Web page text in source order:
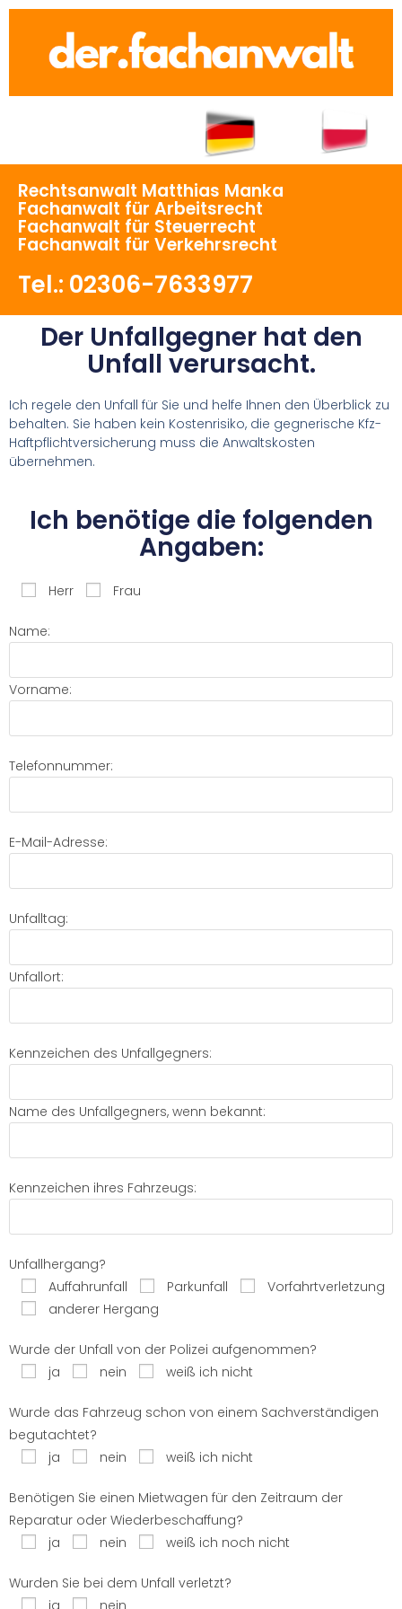
Rechtsanwalt Matthias Manka
Fachanwalt für Arbeitsrecht
Fachanwalt für Steuerrecht
Fachanwalt für Verkehrsrecht
Tel.: 02306-7633977
Der Unfallgegner hat den
Unfall verursacht.
Ich regele den Unfall für Sie und helfe Ihnen den Überblick zu
behalten. Sie haben kein Kostenrisiko, die gegnerische Kfz-
Haftpflichtversicherung muss die Anwaltskosten
übernehmen.
Ich benötige die folgenden
Angaben:
Herr Frau
Name:
Vorname:
Telefonnummer:
E-Mail-Adresse:
Unfalltag:
Unfallort:
Kennzeichen des Unfallgegners:
Name des Unfallgegners, wenn bekannt:
Kennzeichen ihres Fahrzeugs:
Unfallhergang?
Auffahrunfall
Parkunfall
Vorfahrtverletzung
anderer Hergang
Wurde der Unfall von der Polizei aufgenommen?
ja
nein weiß ich nicht
Wurde das Fahrzeug schon von einem Sachverständigen
begutachtet?
ja
nein weiß ich nicht
Benötigen Sie einen Mietwagen für den Zeitraum der
Reparatur oder Wiederbeschaffung?
ja
nein weiß ich noch nicht
Wurden Sie bei dem Unfall verletzt?
ja
nein